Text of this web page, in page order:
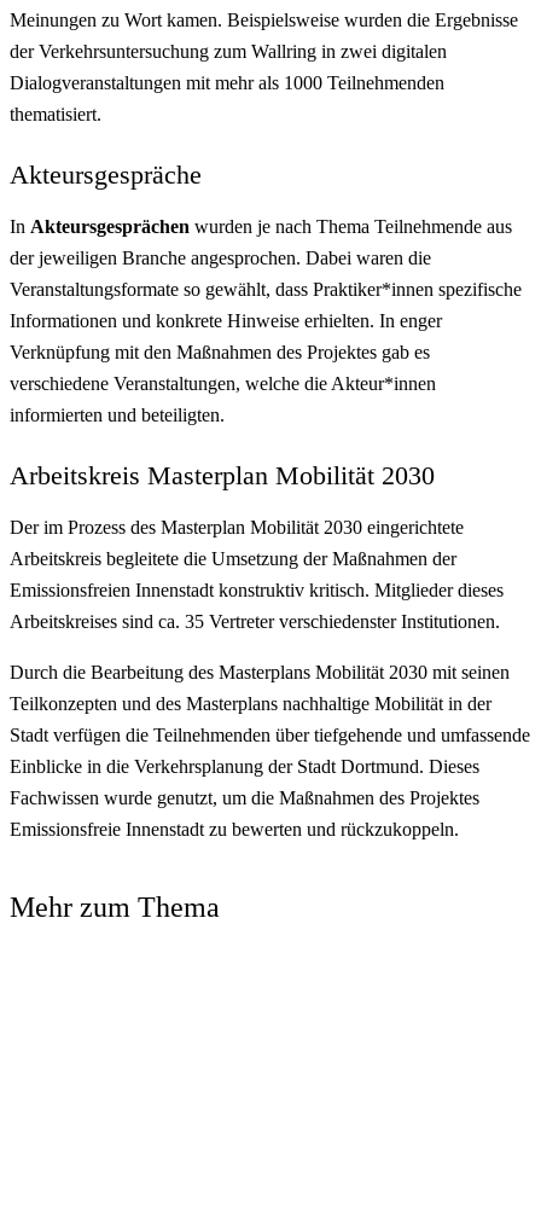
Meinungen zu Wort kamen. Beispielsweise wurden die Ergebnisse
der Verkehrsuntersuchung zum Wallring in zwei digitalen
Dialogveranstaltungen mit mehr als 1000 Teilnehmenden
thematisiert.
Akteursgespräche
In Akteursgesprächen wurden je nach Thema Teilnehmende aus
der jeweiligen Branche angesprochen. Dabei waren die
Veranstaltungsformate so gewählt, dass Praktiker*innen spezifische
Informationen und konkrete Hinweise erhielten. In enger
Verknüpfung mit den Maßnahmen des Projektes gab es
verschiedene Veranstaltungen, welche die Akteur*innen
informierten und beteiligten.
Arbeitskreis Masterplan Mobilität 2030
Der im Prozess des Masterplan Mobilität 2030 eingerichtete
Arbeitskreis begleitete die Umsetzung der Maßnahmen der
Emissionsfreien Innenstadt konstruktiv kritisch. Mitglieder dieses
Arbeitskreises sind ca. 35 Vertreter verschiedenster Institutionen.
Durch die Bearbeitung des Masterplans Mobilität 2030 mit seinen
Teilkonzepten und des Masterplans nachhaltige Mobilität in der
Stadt verfügen die Teilnehmenden über tiefgehende und umfassende
Einblicke in die Verkehrsplanung der Stadt Dortmund. Dieses
Fachwissen wurde genutzt, um die Maßnahmen des Projektes
Emissionsfreie Innenstadt zu bewerten und rückzukoppeln.
Mehr zum Thema